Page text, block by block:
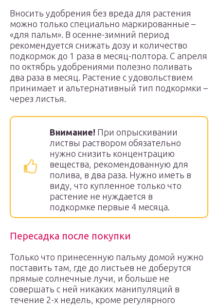
Вносить удобрения без вреда для растения
можно только специально маркированные –
«для пальм». В осенне-зимний период
рекомендуется снижать дозу и количество
подкормок до 1 раза в месяц-полтора. С апреля
по октябрь удобрениями полезно поливать
два раза в месяц. Растение с удовольствием
принимает и альтернативный тип подкормки –
через листья.
Внимание! При опрыскивании
листвы раствором обязательно
нужно снизить концентрацию
вещества, рекомендованную для
полива, в два раза. Нужно иметь в
виду, что купленное только что
растение не нуждается в
подкормке первые 4 месяца.
Пересадка после покупки
Только что принесенную пальму домой нужно
поставить там, где до листьев не доберутся
прямые солнечные лучи, и больше не
совершать с ней никаких манипуляций в
течение 2-х недель, кроме регулярного